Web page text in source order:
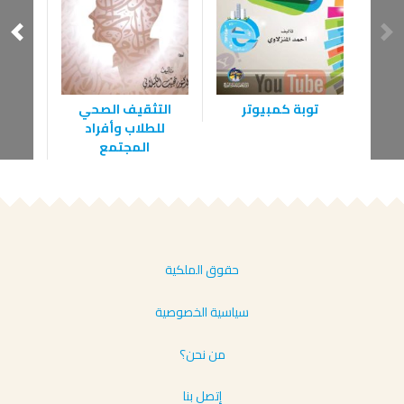
توبة كمبيوتر
التثقيف الصحي
للطلاب وأفراد
المجتمع
حقوق الملكية
سياسية الخصوصية
من نحن؟
إتصل بنا